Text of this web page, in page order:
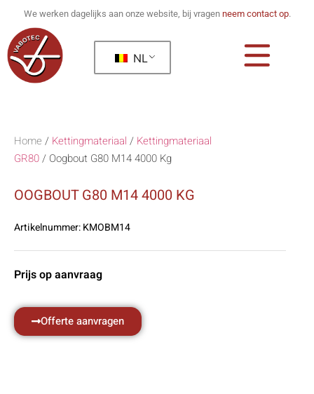
We werken dagelijks aan onze website, bij vragen neem contact op.
NL
Home / Kettingmateriaal / Kettingmateriaal
GR80/ Oogbout G80 M14 4000 Kg
OOGBOUT G80 M14 4000 KG
Artikelnummer:KMOBM14
Prijs op aanvraag
Offerte aanvragen